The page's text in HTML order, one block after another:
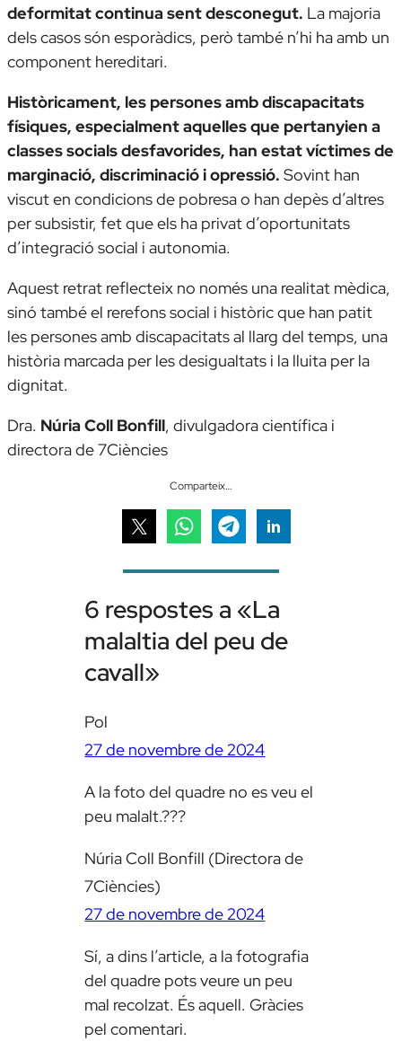
deformitat continua sent desconegut. La majoria
dels casos són esporàdics, però també n’hi ha amb un
component hereditari.
Històricament, les persones amb discapacitats
físiques, especialment aquelles que pertanyien a
classes socials desfavorides, han estat víctimes de
marginació, discriminació i opressió. Sovint han
viscut en condicions de pobresa o han depès d’altres
per subsistir, fet que els ha privat d’oportunitats
d’integració social i autonomia.
Aquest retrat reflecteix no només una realitat mèdica,
sinó també el rerefons social i històric que han patit
les persones amb discapacitats al llarg del temps, una
història marcada per les desigualtats i la lluita per la
dignitat.
Dra. Núria Coll Bonfill, divulgadora científica i
directora de 7Ciències
Comparteix…
6 respostes a «La
malaltia del peu de
cavall»
Pol
27 de novembre de 2024
A la foto del quadre no es veu el
peu malalt.???
Núria Coll Bonfill (Directora de
7Ciències)
27 de novembre de 2024
Sí, a dins l’article, a la fotografia
del quadre pots veure un peu
mal recolzat. És aquell. Gràcies
pel comentari.